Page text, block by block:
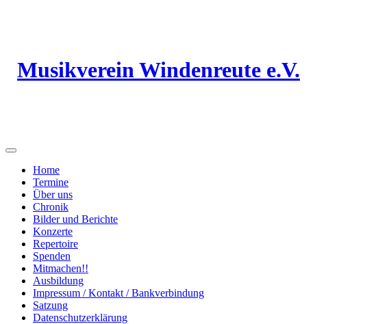
Musikverein Windenreute e.V.
Home
Termine
Über uns
Chronik
Bilder und Berichte
Konzerte
Repertoire
Spenden
Mitmachen!!
Ausbildung
Impressum / Kontakt / Bankverbindung
Satzung
Datenschutzerklärung